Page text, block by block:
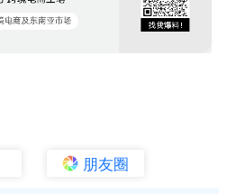
朋友圈